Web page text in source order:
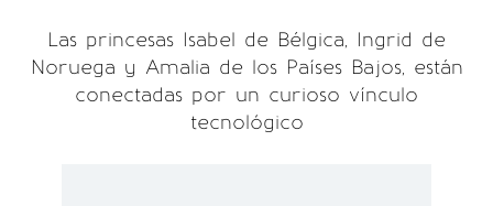
Las princesas Isabel de Bélgica, Ingrid de
Noruega y Amalia de los Países Bajos, están
conectadas por un curioso vínculo
tecnológico